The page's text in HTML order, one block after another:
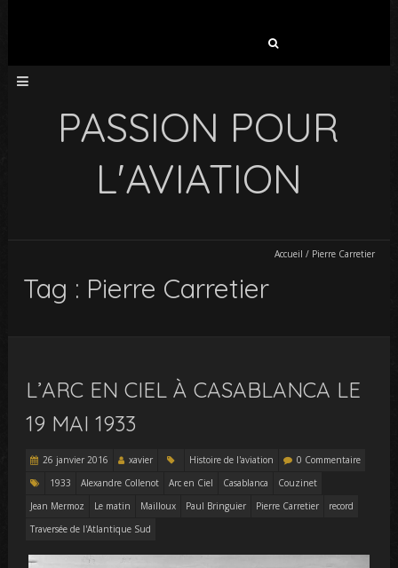
PASSION POUR
L'AVIATION
Accueil / Pierre Carretier
Tag : Pierre Carretier
L’ARC EN CIEL À CASABLANCA LE
19 MAI 1933
26 janvier 2016 xavier Histoire de l'aviation
0 Commentaire
1933
Alexandre Collenot Arc en Ciel Casablanca
Couzinet
Jean Mermoz
Le matin Mailloux Paul Bringuier Pierre Carretier
record
Traversée de l'Atlantique Sud